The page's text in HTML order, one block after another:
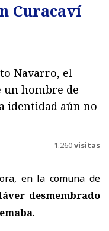
Curacaví
Navarro, el
un hombre de
identidad aún no
1.260visitas
en la comuna de
desmembrado
.